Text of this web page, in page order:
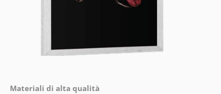
Materiali di alta qualità